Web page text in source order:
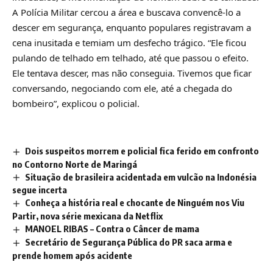
A Polícia Militar cercou a área e buscava convencê-lo a
descer em segurança, enquanto populares registravam a
cena inusitada e temiam um desfecho trágico. “Ele ficou
pulando de telhado em telhado, até que passou o efeito.
Ele tentava descer, mas não conseguia. Tivemos que ficar
conversando, negociando com ele, até a chegada do
bombeiro”, explicou o policial.
Dois suspeitos morrem e policial fica ferido em confronto
no Contorno Norte de Maringá
Situação de brasileira acidentada em vulcão na Indonésia
segue incerta
Conheça a história real e chocante de Ninguém nos Viu
Partir, nova série mexicana da Netflix
MANOEL RIBAS – Contra o Câncer de mama
Secretário de Segurança Pública do PR saca arma e
prende homem após acidente